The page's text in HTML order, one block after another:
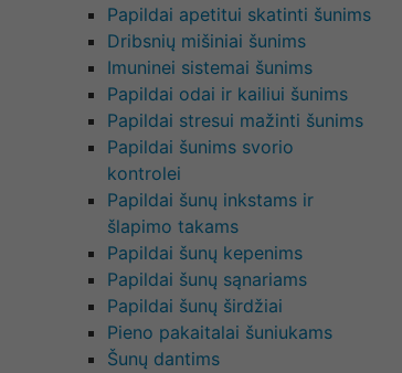
Papildai apetitui skatinti šunims
Dribsnių mišiniai šunims
Imuninei sistemai šunims
Papildai odai ir kailiui šunims
Papildai stresui mažinti šunims
Papildai šunims svorio
kontrolei
Papildai šunų inkstams ir
šlapimo takams
Papildai šunų kepenims
Papildai šunų sąnariams
Papildai šunų širdžiai
Pieno pakaitalai šuniukams
Šunų dantims